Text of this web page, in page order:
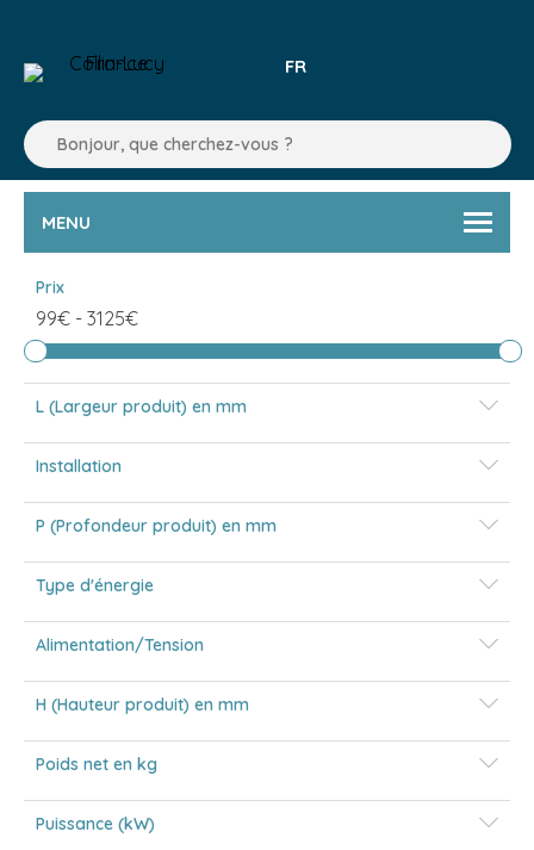
FR
MENU
Prix
99€ - 3125€
L (Largeur produit) en mm
Installation
P (Profondeur produit) en mm
Type d'énergie
Alimentation/Tension
H (Hauteur produit) en mm
Poids net en kg
Puissance (kW)